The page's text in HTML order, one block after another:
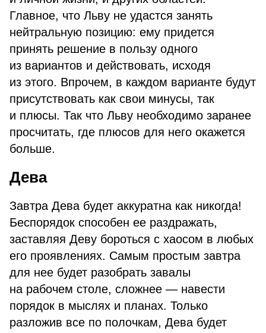
Главное, что Льву не удастся занять
нейтральную позицию: ему придется
принять решение в пользу одного
из вариантов и действовать, исходя
из этого. Впрочем, в каждом варианте будут
присутствовать как свои минусы, так
и плюсы. Так что Льву необходимо заранее
просчитать, где плюсов для него окажется
больше.
Дева
Завтра Дева будет аккуратна как никогда!
Беспорядок способен ее раздражать,
заставляя Деву бороться с хаосом в любых
его проявлениях. Самым простым завтра
для нее будет разобрать завалы
на рабочем столе, сложнее — навести
порядок в мыслях и планах. Только
разложив все по полочкам, Дева будет